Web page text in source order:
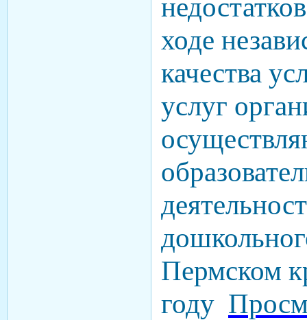
ходе
качества
услуг
Пермском
году